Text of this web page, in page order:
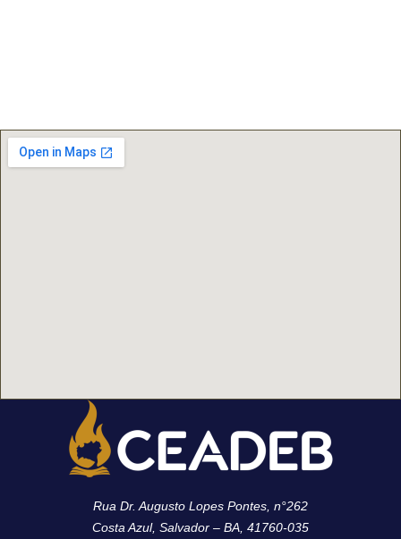
Rua Dr. Augusto Lopes Pontes, n°262
Costa Azul, Salvador – BA, 41760-035